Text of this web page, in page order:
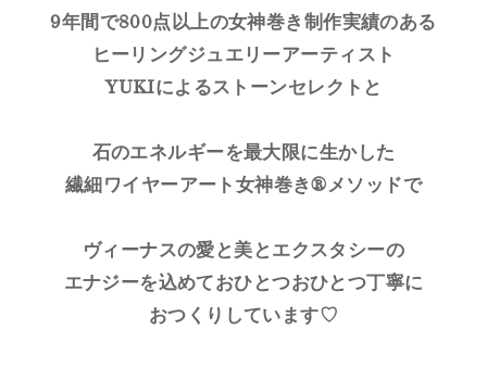
9年間で800点以上の女神巻き制作実績のある
ヒーリングジュエリーアーティスト
YUKIによるストーンセレクトと
石のエネルギーを最大限に生かした
繊細ワイヤーアート女神巻き®メソッドで
ヴィーナスの愛と美とエクスタシーの
エナジーを込めておひとつおひとつ丁寧に
おつくりしています♡